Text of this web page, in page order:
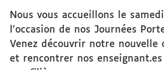
Nous vous accueillons le
l'occasion de nos Journées
Venez découvrir notre
et rencontrer nos